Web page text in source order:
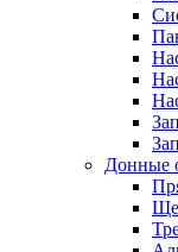
Донные